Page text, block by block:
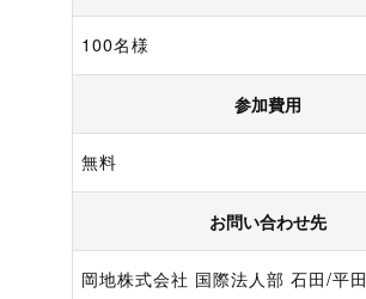
100名様
参加費用
無料
お問い合わせ先
岡地株式会社 国際法人部 石田/平田